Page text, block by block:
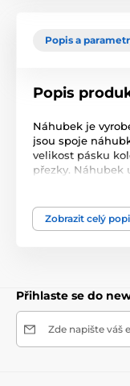
Popis a
Popis
Náhubek je
jsou spoje
velikost pásku
přezky. Náhubek
čumáku: 25 cm
Zobrazit celý
Přihlaste se do
Zde napište váš